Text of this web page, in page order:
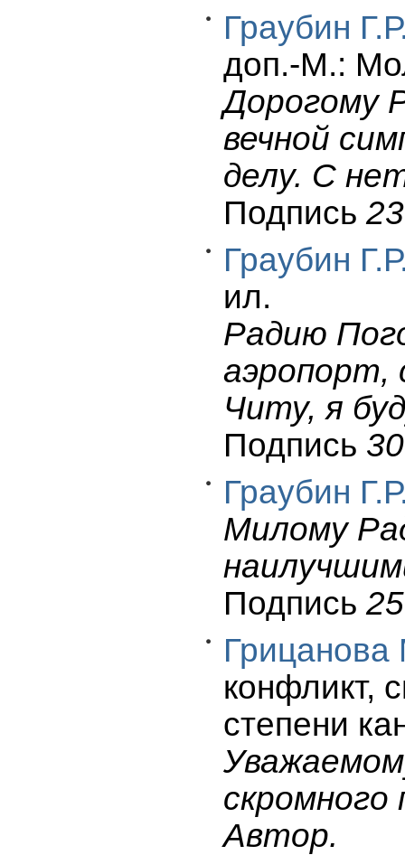
Граубин
доп.-М.:
Дорогому
вечной
делу. С
Подпись
Граубин
ил.
Радию
аэропорт,
Читу, я
Подпись
Граубин
Милому
Подпись
конфликт,
степени
Автор.